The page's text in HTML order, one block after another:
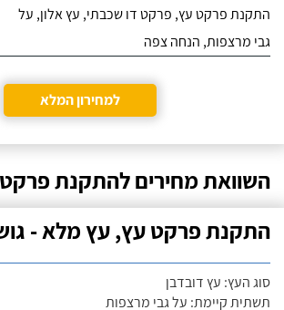
התקנת פרקט עץ, פרקט דו שכבתי, עץ אלון, על
גבי מרצפות, הנחה צפה
למחירון המלא
השוואת מחירים להתקנת
התקנת פרקט עץ, עץ מלא -
סוג העץ: עץ דובדבן
תשתית קיימת: על גבי מרצפות